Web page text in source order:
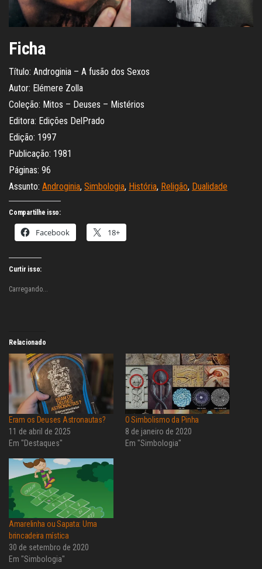
Ficha
Título: Androginia – A fusão dos Sexos
Autor: Elémere Zolla
Coleção: Mitos – Deuses – Mistérios
Editora: Edições DelPrado
Edição: 1997
Publicação: 1981
Páginas: 96
Assunto: Androginia, Simbologia, História, Religão, Dualidade
Compartilhe isso:
Facebook 18+
Curtir isso:
Carregando...
Relacionado
Eram os Deuses Astronautas?
11 de abril de 2025
Em "Destaques"
O Simbolismo da Pinha
8 de janeiro de 2020
Em "Simbologia"
Amarelinha ou Sapata: Uma
brincadeira mística
30 de setembro de 2020
Em "Simbologia"